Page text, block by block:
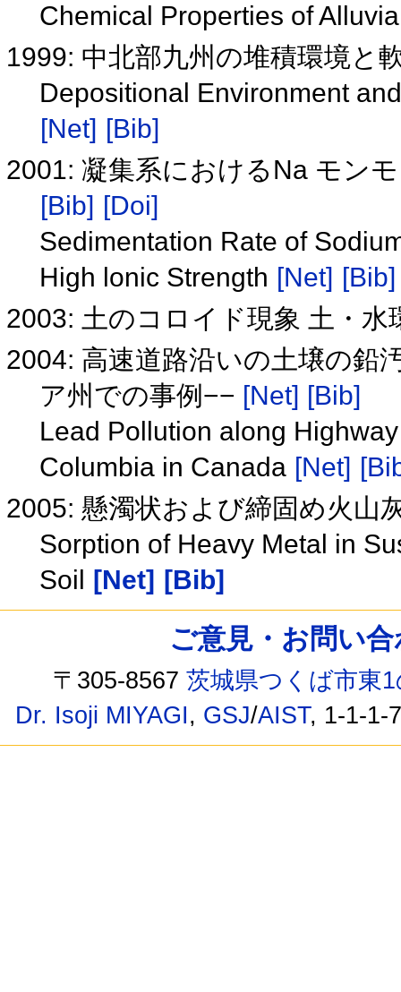
Chemical Properties of
1999: 中北部九州の堆積環境と
Depositional Environment
[Net] [Bib]
2001: 凝集系におけるNa モン
[Bib] [Doi]
Sedimentation Rate of
High lonic Strength [Net] [Bib]
2003: 土のコロイド現象 土・
2004: 高速道路沿いの土壌の鉛
ア州での事例−− [Net] [Bib]
Lead Pollution along
Columbia in Canada [Net]
2005: 懸濁状および締固め火山
Sorption of Heavy Metal in
Soil
[Net] [Bib]
ご意見・お問い
〒305-8567茨城県つくば市東
Dr. Isoji MIYAGI, GSJ/AIST, 1-1-1-